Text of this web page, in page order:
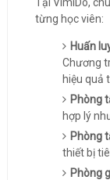
từng học viên:
Huấn
Chương
hiệu quả
Phòng
hợp lý
Phòng
thiết bị
Phòng